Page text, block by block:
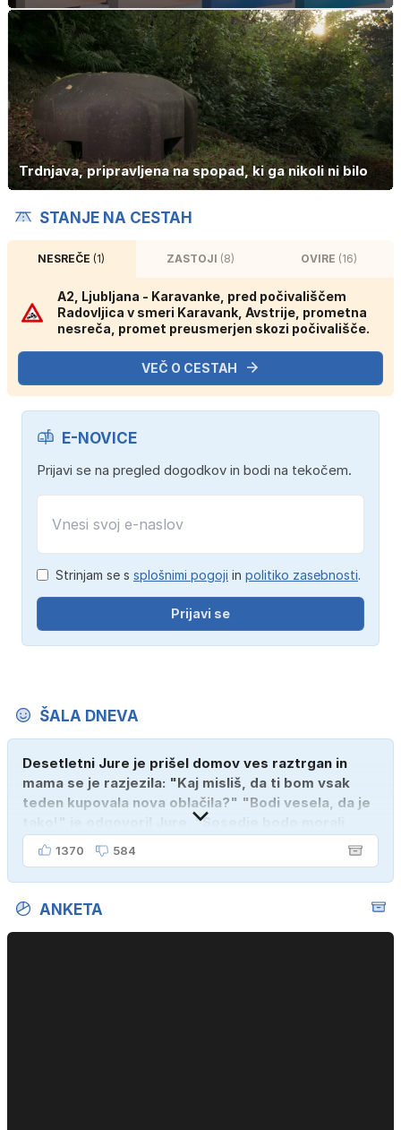
Trdnjava, pripravljena na spopad, ki ga nikoli ni bilo
STANJE NA CESTAH
NESREČE(1) ZASTOJI (8) OVIRE (16)
A2, Ljubljana - Karavanke, pred počivališčem
Radovljica v smeri Karavank, Avstrije, prometna
nesreča, promet preusmerjen skozi počivališče.
VEČ O CESTAH
E-NOVICE
Prijavi se na pregled dogodkov in bodi na tekočem.
Strinjam se s splošnimi pogoji in politiko zasebnosti.
Prijavi se
ŠALA DNEVA
Desetletni Jure je prišel domov ves raztrgan in
mama se je razjezila: "Kaj misliš, da ti bom vsak
teden kupovala nova oblačila?" "Bodi vesela, da je
tako!" je odgovoril Jure. "Sosedje bodo morali
kupiti novega sina, tako sem ga prebutal!"
1370 584
ANKETA